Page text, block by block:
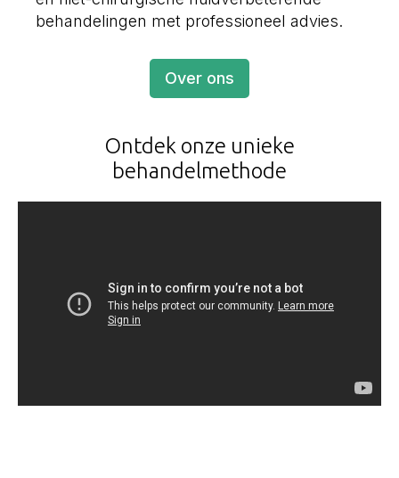
behandelingen met professioneel advies.
Over ons
Ontdek onze unieke
behandelmethode